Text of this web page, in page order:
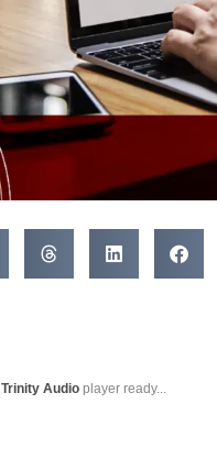
Trinity Audio player ready...